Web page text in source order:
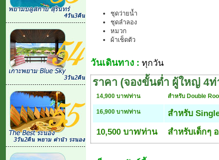
ชุดว่ายน้ำ
ชุดลำลอง
หมวก
ผ้าเช็ดตัว
วันเดินทาง : ทุกวัน
ราคา (จองขั้นต่ำ ผู้ใหญ่ 4
14,900 บาท/ท่าน สำหรับ Double
16,900 บาท/ท่าน
สำหรับ
10,500 บาท/ท่าน
สำหรับเด็กๆ